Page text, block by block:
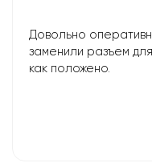
Довольно
заменили разъем
как положено.